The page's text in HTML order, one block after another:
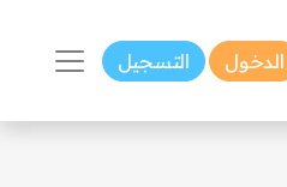
الدخول التسجيل